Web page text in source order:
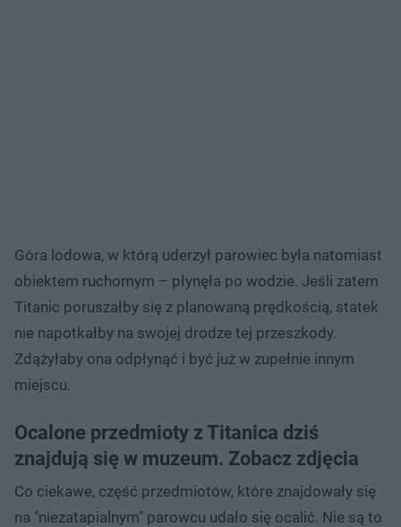
Góra lodowa, w którą uderzył parowiec była natomiast
obiektem ruchomym – płynęła po wodzie. Jeśli zatem
Titanic poruszałby się z planowaną prędkością, statek
nie napotkałby na swojej drodze tej przeszkody.
Zdążyłaby ona odpłynąć i być już w zupełnie innym
miejscu.
Ocalone przedmioty z Titanica dziś
znajdują się w muzeum. Zobacz zdjęcia
Co ciekawe, część przedmiotów, które znajdowały się
na "niezatapialnym" parowcu udało się ocalić. Nie są to